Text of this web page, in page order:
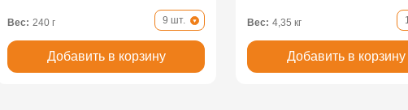
Вес: 240 г 9 шт.
Добавить в корзину
Вес: 4,35 кг
Добавить в корзину